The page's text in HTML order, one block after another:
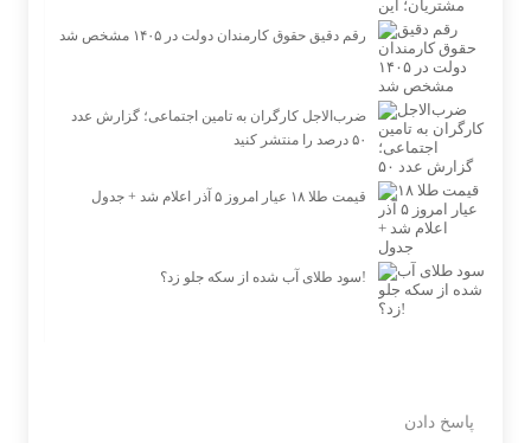
رقم دقیق حقوق کارمندان دولت در ۱۴۰۵ مشخص شد
ضرب‌الاجل کارگران به تامین اجتماعی؛ گزارش عدد
۵۰ درصد را منتشر کنید
قیمت طلا ۱۸ عیار امروز ۵ آذر اعلام شد + جدول
سود طلای آب شده از سکه جلو زد؟!
پاسخ دادن